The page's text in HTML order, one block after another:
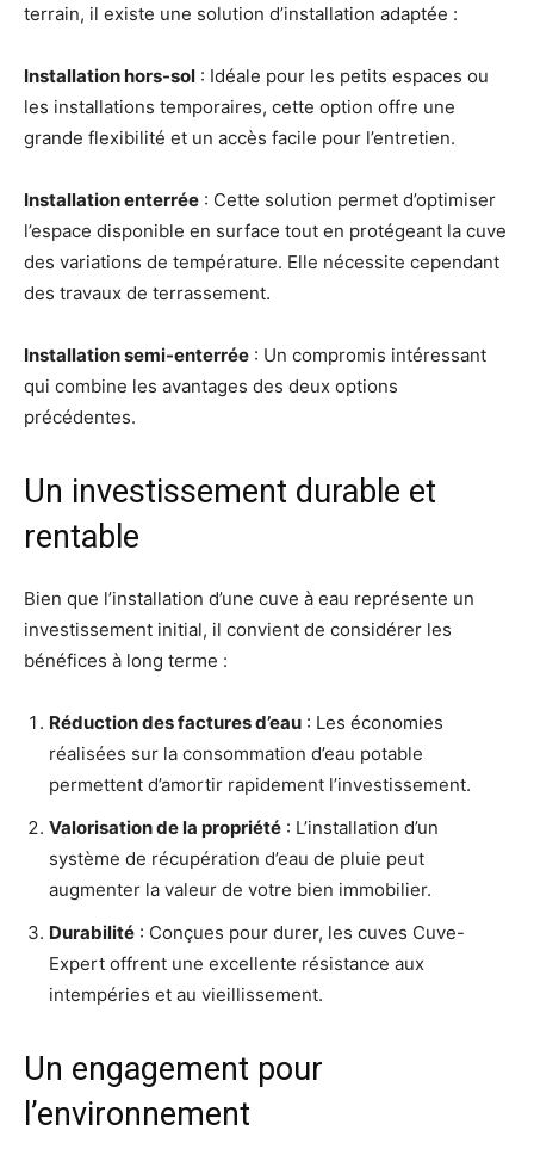
terrain, il existe une solution d’installation adaptée :
Installation hors-sol : Idéale pour les petits espaces ou
les installations temporaires, cette option offre une
grande flexibilité et un accès facile pour l’entretien.
Installation enterrée : Cette solution permet d’optimiser
l’espace disponible en surface tout en protégeant la cuve
des variations de température. Elle nécessite cependant
des travaux de terrassement.
Installation semi-enterrée : Un compromis intéressant
qui combine les avantages des deux options
précédentes.
Un investissement durable et
rentable
Bien que l’installation d’une cuve à eau représente un
investissement initial, il convient de considérer les
bénéfices à long terme :
Réduction des factures d’eau : Les économies
réalisées sur la consommation d’eau potable
permettent d’amortir rapidement l’investissement.
Valorisation de la propriété : L’installation d’un
système de récupération d’eau de pluie peut
augmenter la valeur de votre bien immobilier.
Durabilité : Conçues pour durer, les cuves Cuve-
Expert offrent une excellente résistance aux
intempéries et au vieillissement.
Un engagement pour
l’environnement